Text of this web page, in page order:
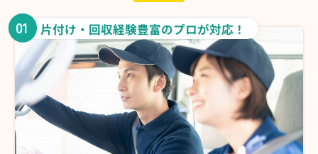
01 片付け・回収経験豊富のプロが対応！